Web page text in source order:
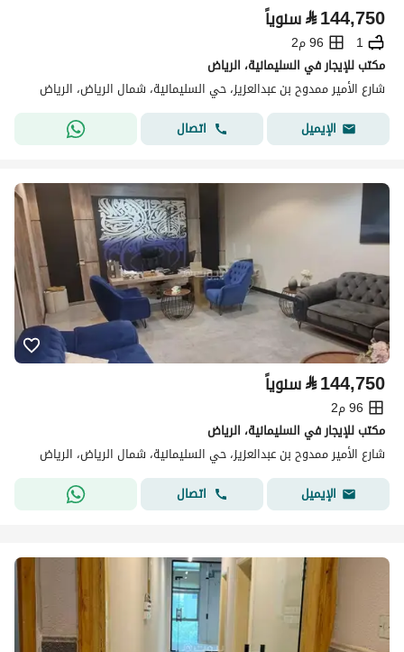
⃁144,750 سنوياً
1
96 م2
مكتب للإيجار في السليمانية، الرياض
شارع الأمير ممدوح بن عبدالعزيز، حي السليمانية، شمال الرياض، الرياض
الإيميل
اتصال
⃁144,750 سنوياً
96 م2
مكتب للإيجار في السليمانية، الرياض
شارع الأمير ممدوح بن عبدالعزيز، حي السليمانية، شمال الرياض، الرياض
الإيميل
اتصال